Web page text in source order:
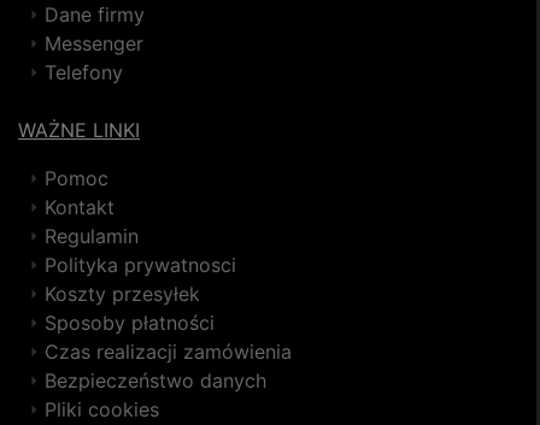
Dane firmy
Messenger
Telefony
WAŻNE LINKI
Pomoc
Kontakt
Regulamin
Polityka prywatnosci
Koszty przesyłek
Sposoby płatności
Czas realizacji zamówienia
Bezpieczeństwo danych
Pliki cookies